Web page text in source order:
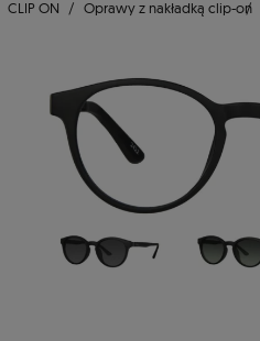
CLIP ON Oprawy z nakładką clip-on